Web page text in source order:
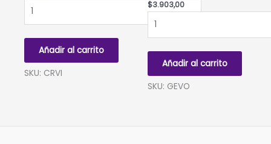
CREPE
unidades
Añadir al carrito
SKU: CRVI
$3.903,00
EVA
OSCURO
60x40cm
Añadir al carrito
SKU: GEVO